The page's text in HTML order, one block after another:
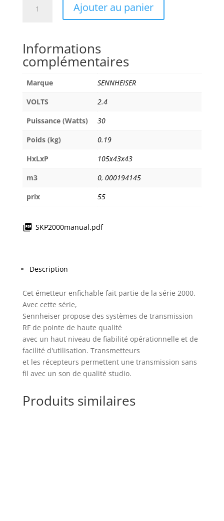
SENNHEISER
2000
Ajouter au panier
Informations
complémentaires
Marque
SENNHEISER
VOLTS
2.4
Puissance (Watts)
30
Poids (kg)
0.19
HxLxP
105x43x43
m3
0, 000194145
prix
55
SKP2000manual.pdf
Description
Cet émetteur enfichable fait partie de la série 2000.
Avec cette série,
Sennheiser propose des systèmes de transmission
RF de pointe de haute qualité
avec un haut niveau de fiabilité opérationnelle et de
facilité d'utilisation. Transmetteurs
et les récepteurs permettent une transmission sans
fil avec un son de qualité studio.
Produits similaires